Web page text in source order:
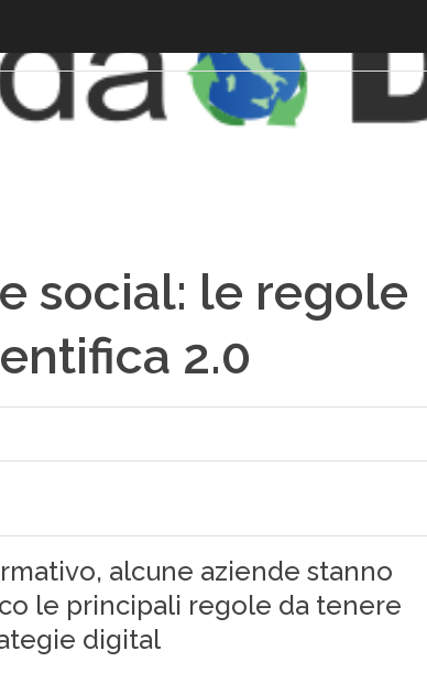
social: le regole
2.0
alcune aziende stanno
le principali regole da tenere
digital